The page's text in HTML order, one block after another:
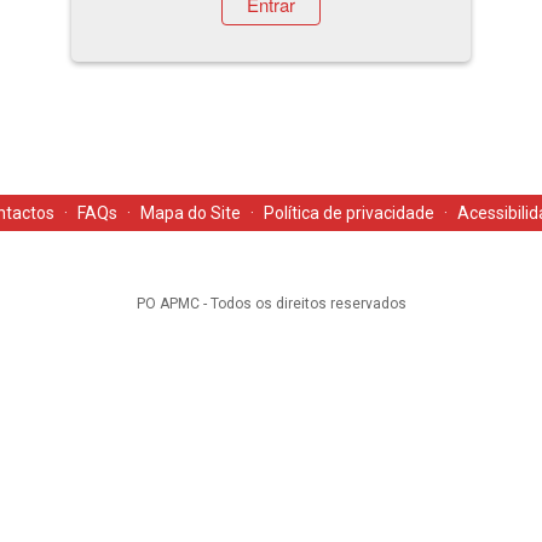
· FAQs · Mapa do Site · Política de privacidade ·
PO APMC - Todos os direitos reservados